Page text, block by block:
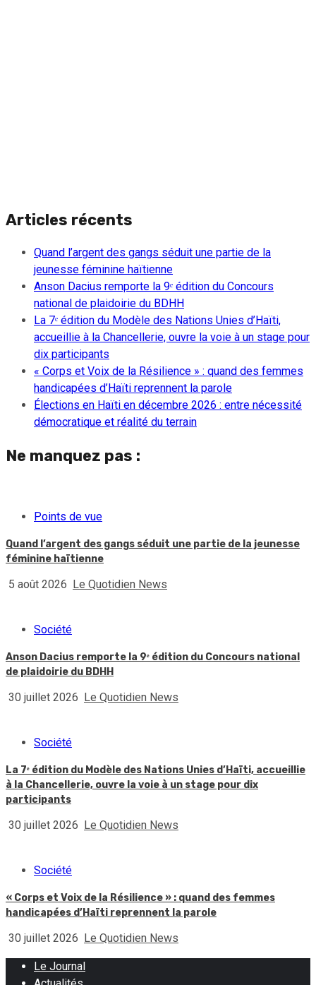
Articles récents
Quand l’argent des gangs séduit une partie de la
jeunesse féminine haïtienne
Anson Dacius remporte la 9ᵉ édition du Concours
national de plaidoirie du BDHH
La 7ᵉ édition du Modèle des Nations Unies d’Haïti,
accueillie à la Chancellerie, ouvre la voie à un stage pour
dix participants
« Corps et Voix de la Résilience » : quand des femmes
handicapées d’Haïti reprennent la parole
Élections en Haïti en décembre 2026 : entre nécessité
démocratique et réalité du terrain
Ne manquez pas :
Points de vue
Quand l’argent des gangs séduit une partie de la jeunesse
féminine haïtienne
5 août 2026 Le Quotidien News
Société
Anson Dacius remporte la 9ᵉ édition du Concours national
de plaidoirie du BDHH
30 juillet 2026 Le Quotidien News
Société
La 7ᵉ édition du Modèle des Nations Unies d’Haïti, accueillie
à la Chancellerie, ouvre la voie à un stage pour dix
participants
30 juillet 2026 Le Quotidien News
Société
« Corps et Voix de la Résilience » : quand des femmes
handicapées d’Haïti reprennent la parole
30 juillet 2026 Le Quotidien News
Le Journal